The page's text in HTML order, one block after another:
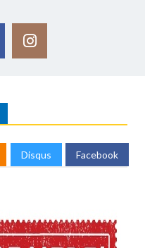
Disqus Facebook